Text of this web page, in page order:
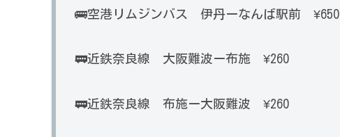
🚌空港リムジンバス 伊丹ーなんば駅前 ¥650
🚃近鉄奈良線 大阪難波ー布施 ¥260
🚃近鉄奈良線 布施ー大阪難波 ¥260